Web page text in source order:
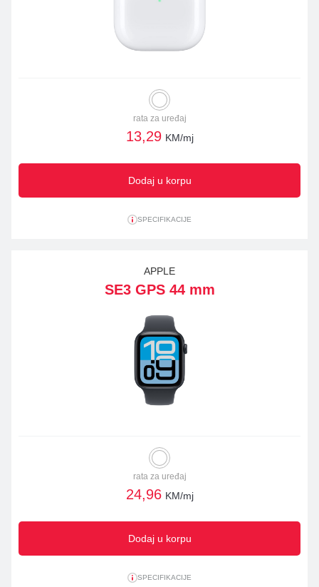
rata za uređaj
13,29 KM/mj
Dodaj u korpu
SPECIFIKACIJE
APPLE
SE3 GPS 44 mm
rata za uređaj
24,96 KM/mj
Dodaj u korpu
SPECIFIKACIJE